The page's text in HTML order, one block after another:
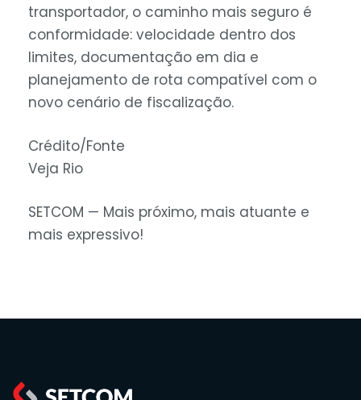
transportador, o caminho mais seguro é
conformidade: velocidade dentro dos
limites, documentação em dia e
planejamento de rota compatível com o
novo cenário de fiscalização.
Crédito/Fonte
Veja Rio
SETCOM — Mais próximo, mais atuante e
mais expressivo!